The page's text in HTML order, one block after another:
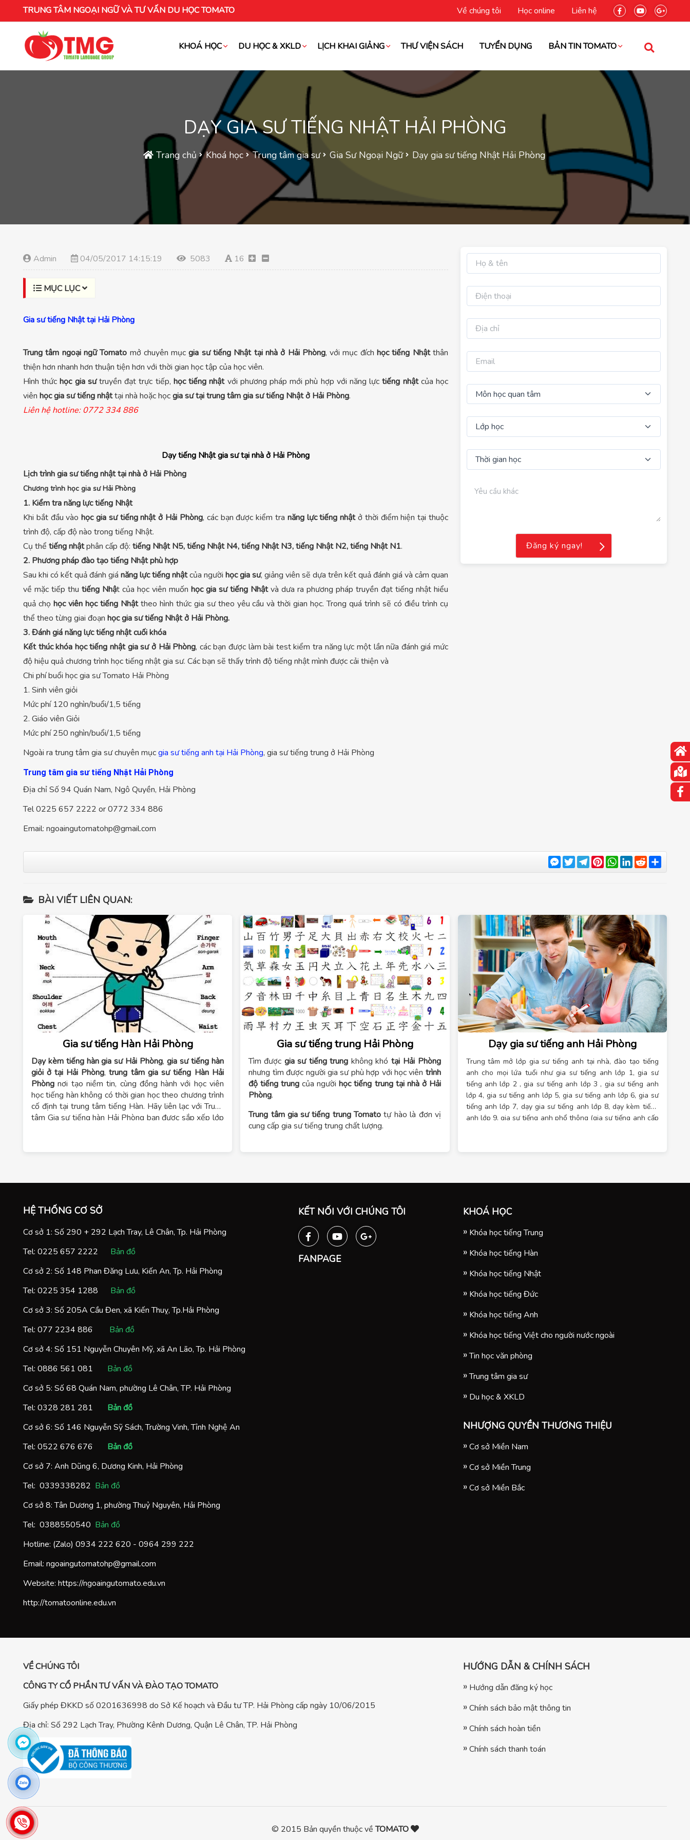
TRUNG TÂM NGOẠI NGỮ VÀ TƯ VẤN DU HỌC TOMATO Về chúng tôi Học online Liên hệ
KHOÁ HỌC DU HỌC & XKLD LỊCH KHAI GIẢNG THƯ VIỆN SÁCH TUYỂN DỤNG BẢN TIN TOMATO
DẠY GIA SƯ TIẾNG NHẬT HẢI PHÒNG
Trang chủ Khoá học Trung tâm gia sư Gia Sư Ngoại Ngữ Dạy gia sư tiếng Nhật Hải Phòng
Admin 04/05/2017 14:15:19 5083 16
MỤC LỤC
Gia sư tiếng Nhật tại Hải Phòng
Trung tâm ngoại ngữ Tomato mở chuyên mụcgia sư tiếng Nhật tại nhà ở Hải Phòng, với mục đíchhọc tiếng Nhậtthân
thiện hơn nhanh hơn thuận tiện hơn với thời gian học tập của học viên.
Hình thứchọc gia sưtruyền đạt trực tiếp, học tiếng nhậtvới phương pháp mới phù hợp với năng lựctiếng nhậtcủa học
viên học gia sư tiếng nhậttại nhà hoặc họcgia sư tại trung tâm gia sư tiếng Nhật ở Hải Phòng.
Liên hệ hotline: 0772 334 886
Dạy tiếng Nhật gia sư tại nhà ở Hải Phòng
Lịch trình gia sư tiếng nhật tại nhà ở Hải Phòng
Chương trình học gia sư Hải Phòng
1. Kiểm tra năng lực tiếng Nhật
Khi bắt đầu vào học gia sư tiếng nhật ở Hải Phòng, các bạn được kiểm tra năng lực tiếng nhậtở thời điểm hiện tại thuộc
trình độ, cấp độ nào trong tiếng Nhật.
Cụ thể tiếng nhậtphân cấp độ: tiếng Nhật N5, tiếng Nhật N4, tiếng Nhật N3, tiếng Nhật N2, tiếng Nhật N1.
2. Phương pháp đào tạo tiếng Nhật phù hợp
Sau khi có kết quả đánh giá năng lực tiếng nhậtcủa người học gia sư, giảng viên sẽ dựa trên kết quả đánh giá và cảm quan
về mặc tiếp thu tiếng Nhật của học viên muốn học gia sư tiếng Nhậtvà dưa ra phương pháp truyền đạt tiếng nhật hiểu
quả chọhọc viên học tiếng Nhậttheo hình thức gia sư theo yêu cầu và thời gian học. Trong quá trình sẽ có điều trình cụ
thể theo từng giai đoạn học gia sư tiếng Nhật ở Hải Phòng.
3. Đánh giá năng lực tiếng nhật cuối khóa
Kết thúc khóa học tiếng nhật gia sư ở Hải Phòng, các bạn được làm bài test kiểm tra năng lực một lần nữa đánh giá mức
độ hiệu quả chương trình học tiếng nhật gia sư. Các bạn sẽ thấy trình độ tiếng nhật mình được cải thiện và
Chi phí buổi học gia sư Tomato Hải Phòng
1. Sinh viên giỏi
Mức phí 120 nghìn/buổi/1,5 tiếng
2. Giáo viên Giỏi
Mức phí 250 nghìn/buổi/1,5 tiếng
Ngoài ra trung tâm gia sư chuyên mụcgia sư tiếng anh tại Hải Phòng, gia sư tiếng trung ở Hải Phòng
Trung tâm gia sư tiếng Nhật Hải Phòng
Địa chỉ Số 94 Quán Nam, Ngô Quyền, Hải Phòng
Tel 0225 657 2222 or 0772 334 886
Email: ngoaingutomatohp@gmail.com
Đăng ký ngay!
Messenger
TwitterTelegram
Pinterest
WhatsApp
LinkedIn
Reddit
BÀI VIẾT LIÊN QUAN:
Gia sư tiếng Hàn Hải Phòng
Dạy kèm tiếng hàn gia sư Hải Phòng, gia sư tiếng hàn
giỏi ở tại Hải Phòng, trung tâm gia sư tiếng Hàn Hải
Phòng nơi tạo niềm tin, cùng đồng hành với học viên
học tiếng hàn không có thời gian học theo chương trình
cố định tại trung tâm tiếng Hàn. Hãy liên lạc với Trung
tâm Gia sư tiếng hàn Hải Phòng bạn được sắp xếp lớp
sư tiếng hàn trung cấp Hải Phòng, dạy kèm tiếng hàn
Gia sư tiếng trung Hải Phòng
Tìm được gia sư tiếng trung không khó tại Hải Phòng
nhưng tìm được người gia sư phù hợp với học viên trình
độ tiếng trungcủa ngườihọc tiếng trung tại nhà ở Hải
Phòng.
Trung tâm gia sư tiếng trung Tomatotự hào là đơn vị
cung cấp gia sư tiếng trung chất lượng.
Dạy gia sư tiếng anh Hải Phòng
Trung tâm mở lớp gia sư tiếng anh tại nhà, đào tạo tiếng
anh cho mọi lứa tuổi như gia sư tiếng anh lớp 1, gia sư
tiếng anh lớp 2 , gia sư tiếng anh lớp 3 , gia sư tiếng anh
lớp 4, gia sư tiếng anh lớp 5, gia sư tiếng anh lớp 6, gia sư
tiếng anh lớp 7, dạy gia sư tiếng anh lớp 8, dạy kèm tiếng
anh lớp 9, gia sư tiếng anh phổ thông (gia sư tiếng anh cấp
KHOÁ HỌC
Khóa học tiếng Trung
Khóa học tiếng Hàn
Khóa học tiếng Nhật
Khóa học tiếng Đức
Khóa học tiếng Anh
Khóa học tiếng Việt cho người nước ngoài
Tin học văn phòng
Trung tâm gia sư
Du học & XKLD
NHƯỢNG QUYỀN THƯƠNG THIỆU
Cơ sở Miền Nam
Cơ sở Miền Trung
Cơ sở Miền Bắc
HỆ THỐNG CƠ SỞ
Cơ sở 1: Số 290 + 292 Lạch Tray, Lê Chân, Tp. Hải Phòng
Tel: 0225 657 2222
Bản đồ
Cơ sở 2: Số 148 Phan Đăng Lưu, Kiến An, Tp. Hải Phòng
Tel: 0225 354 1288
Bản đồ
Cơ sở 3: Số 205A Cầu Đen, xã Kiến Thuỵ, Tp.Hải Phòng
Tel: 077 2234 886
Bản đồ
Cơ sở 4: Số 151 Nguyễn Chuyên Mỹ, xã An Lão, Tp. Hải Phòng
Tel: 0886 561 081
Bản đồ
Cơ sở 5: Số 68 Quán Nam, phường Lê Chân, TP. Hải Phòng
Tel: 0328 281 281
Bản đồ
Cơ sở 6: Số 146 Nguyễn Sỹ Sách, Trường Vinh, Tỉnh Nghệ An
Tel: 0522 676 676
Bản đồ
Cơ sở 7: Anh Dũng 6, Dương Kinh, Hải Phòng
Tel: 0339338282 Bản đồ
Cơ sở 8: Tân Dương 1, phường Thuỷ Nguyên, Hải Phòng
Tel: 0388550540 Bản đồ
Hotline: (Zalo) 0934 222 620 - 0964 299 222
Email: ngoaingutomatohp@gmail.com
Website: https://ngoaingutomato.edu.vn
http://tomatoonline.edu.vn
KẾT NỐI VỚI CHÚNG TÔI
FANPAGE
HƯỚNG DẪN & CHÍNH SÁCH
Hướng dẫn đăng ký học
Chính sách bảo mật thông tin
Chính sách hoàn tiền
Chính sách thanh toán
VỀ CHÚNG TÔI
CÔNG TY CỔ PHẦN TƯ VẤN VÀ ĐÀO TẠO TOMATO
Giấy phép ĐKKD số 0201636998 do Sở Kế hoạch và Đầu tư TP. Hải Phòng cấp ngày 10/06/2015
Địa chỉ: Số 292 Lạch Tray, Phường Kênh Dương, Quận Lê Chân, TP. Hải Phòng
© 2015 Bản quyền thuộc vềTOMATO